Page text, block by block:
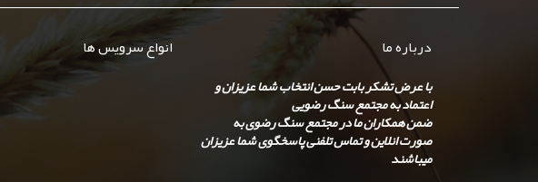
درباره ما
با عرض تشکر بابت حسن انتخاب شما عزیزان و
اعتماد به مجتمع سنگ رضویی
ضمن همکاران ما در مجتمع سنگ رضوی به
صورت انلاین و تماس تلفنی پاسخگوی شما عزیزان
میباشند
انواع سرویس ها